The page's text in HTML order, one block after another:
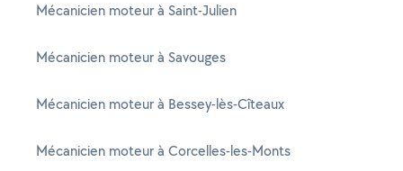
Mécanicien moteur à Saint-Julien
Mécanicien moteur à Savouges
Mécanicien moteur à Bessey-lès-Cîteaux
Mécanicien moteur à Corcelles-les-Monts